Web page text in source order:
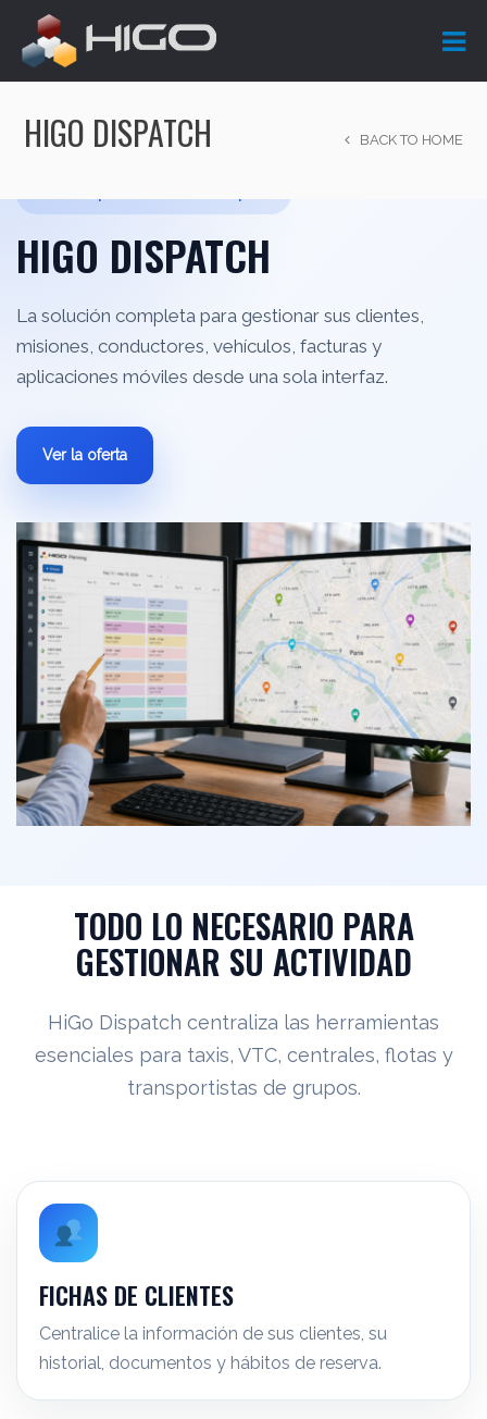
HIGO DISPATCH BACK TO HOME
HIGO DISPATCH
La solución completa para gestionar sus clientes,
misiones, conductores, vehículos, facturas y
aplicaciones móviles desde una sola interfaz.
Ver la oferta
TODO LO NECESARIO PARA
GESTIONAR SU ACTIVIDAD
HiGo Dispatch centraliza las herramientas
esenciales para taxis, VTC, centrales, flotas y
transportistas de grupos.
FICHAS DE CLIENTES
Centralice la información de sus clientes, su
historial, documentos y hábitos de reserva.